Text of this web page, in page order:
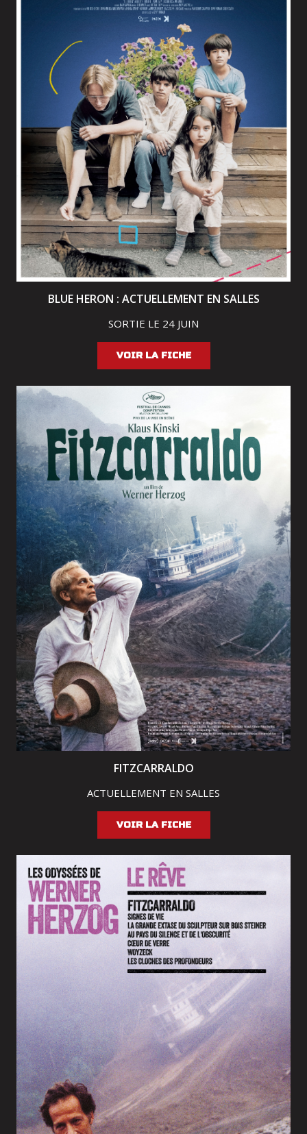
BLUE HERON : ACTUELLEMENT EN SALLES
SORTIE LE 24 JUIN
VOIR LA FICHE
FITZCARRALDO
ACTUELLEMENT EN SALLES
VOIR LA FICHE